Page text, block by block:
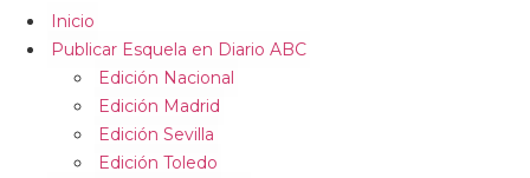
Inicio
Publicar Esquela en Diario ABC
Edición Nacional
Edición Madrid
Edición Sevilla
Edición Toledo